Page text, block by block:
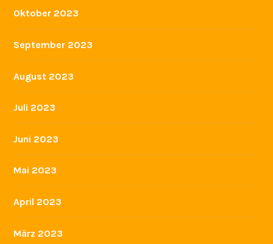
Oktober 2023
September 2023
August 2023
Juli 2023
Juni 2023
Mai 2023
April 2023
März 2023